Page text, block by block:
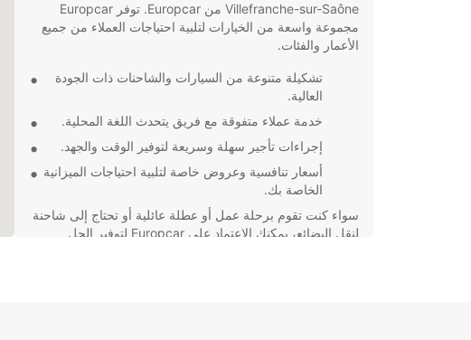
Villefranche-sur-Saône من Europcar. توفر Europcar
مجموعة واسعة من الخيارات لتلبية احتياجات العملاء من جميع
الأعمار والفئات.
تشكيلة متنوعة من السيارات والشاحنات ذات الجودة
العالية.
خدمة عملاء متفوقة مع فريق يتحدث اللغة المحلية.
إجراءات تأجير سهلة وسريعة لتوفير الوقت والجهد.
أسعار تنافسية وعروض خاصة لتلبية احتياجات الميزانية
الخاصة بك.
سواء كنت تقوم برحلة عمل أو عطلة عائلية أو تحتاج إلى شاحنة
لنقل البضائع، يمكنك الاعتماد على Europcar لتوفير الحل